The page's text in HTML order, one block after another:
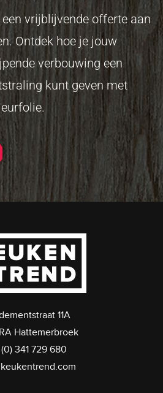
vrijblijvende offerte aan
Ontdek hoe je jouw
verbouwing een
kunt geven met
11A
Hattemerbroek
(0) 341 729 680